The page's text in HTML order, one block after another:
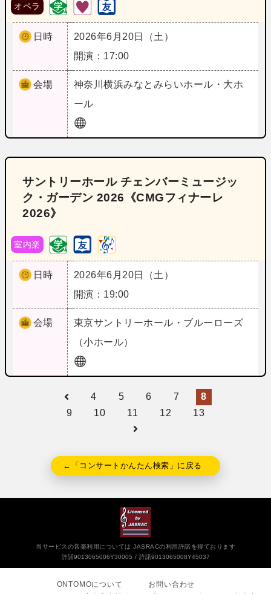
オペラ
日時
2026年6月20日（土）
開演：17:00
会場 神奈川横浜みなとみらいホール・大ホ
ール
サントリーホール チェンバーミュージッ
ク・ガーデン 2026《CMGフィナーレ
2026》
室内楽
日時
2026年6月20日（土）
開演：19:00
会場 東京サントリーホール・ブルーローズ
（小ホール）
4 5 6 7
8
9
10 11 12 13
←「コンサートかんたん検索」に戻る
当サービスの音楽利用については JASRACの利用許諾を得ております
許諾9013065006Y30005
許諾9013065008Y45037
ONTOMOについて
お問い合わせ